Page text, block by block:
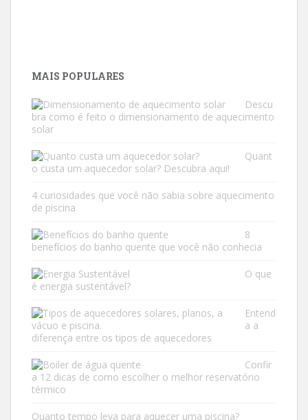
MAIS POPULARES
Descu
bra como é feito o dimensionamento de aquecimento
solar
Quant
o custa um aquecedor solar? Descubra aqui!
4 curiosidades que você não sabia sobre aquecimento
de piscina
8
benefícios do banho quente que você não conhecia
O que
é energia sustentável?
Entend
a a
diferença entre os tipos de aquecedores
Confir
a 12 dicas de como escolher o melhor reservatório
térmico
Quanto tempo leva para aquecer uma piscina?